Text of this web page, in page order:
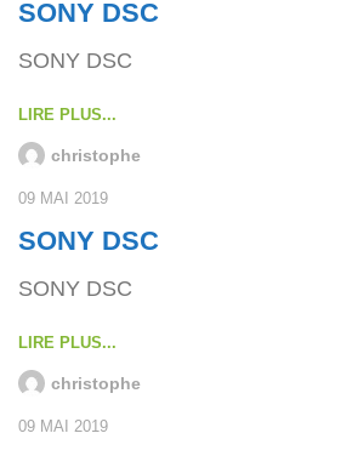
SONY DSC
SONY DSC
LIRE PLUS...
christophe
09 MAI 2019
SONY DSC
SONY DSC
LIRE PLUS...
christophe
09 MAI 2019